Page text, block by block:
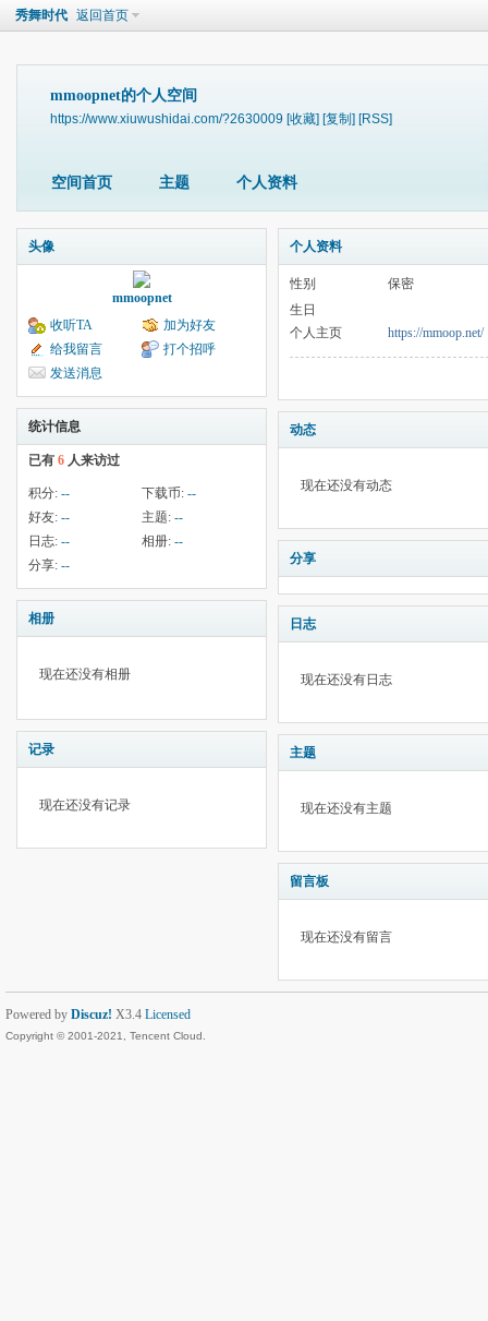
秀舞时代 返回首页
mmoopnet的个人空间
https://www.xiuwushidai.com/?2630009 [收藏] [复制] [RSS]
空间首页 主题 个人资料
头像
mmoopnet
收听TA
加为好友
给我留言
打个招呼
发送消息
统计信息
已有 6 人来访过
积分: -- 下载币: --
好友: -- 主题: --
日志: -- 相册: --
分享: --
相册
现在还没有相册
记录
现在还没有记录
个人资料
性别
保密
生日
个人主页
https://mmoop.net/
动态
现在还没有动态
分享
日志
现在还没有日志
主题
现在还没有主题
留言板
现在还没有留言
Powered by Discuz! X3.4 Licensed
Copyright © 2001-2021, Tencent Cloud.